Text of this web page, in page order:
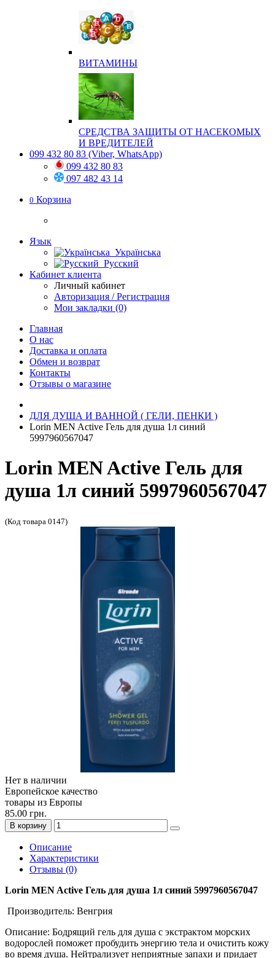
ВИТАМИНЫ
СРЕДСТВА ЗАЩИТЫ ОТ НАСЕКОМЫХ
И ВРЕДИТЕЛЕЙ
099 432 80 83 (Viber, WhatsApp)
099 432 80 83
097 482 43 14
0 Корзина
Язык
Українська
Русский
Кабинет клиента
Личный кабинет
Авторизация / Регистрация
Мои закладки (0)
Главная
О нас
Доставка и оплата
Обмен и возврат
Контакты
Отзывы о магазине
ДЛЯ ДУША И ВАННОЙ ( ГЕЛИ, ПЕНКИ )
Lorin MEN Active Гель для душа 1л синий
5997960567047
Lorin MEN Active Гель для
душа 1л синий 5997960567047
(Код товара 0147)
Нет в наличии
Европейское качество
товары из Европы
85.00 грн.
В корзину
Описание
Характеристики
Отзывы (0)
Lorin MEN Active Гель для душа 1л синий 5997960567047
Производитель: Венгрия
Описание: Бодрящий гель для душа с экстрактом морских
водорослей поможет пробудить энергию тела и очистить кожу
во время душа. Нейтрализует неприятные запахи и придает